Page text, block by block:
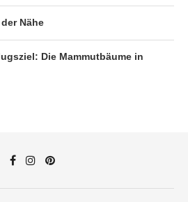
Nähe
Die Mammutbäume in